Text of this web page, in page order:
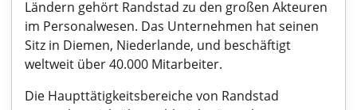
Ländern gehört Randstad zu den großen Akteuren
im Personalwesen. Das Unternehmen hat seinen
Sitz in Diemen, Niederlande, und beschäftigt
weltweit über 40.000 Mitarbeiter.
Die Haupttätigkeitsbereiche von Randstad